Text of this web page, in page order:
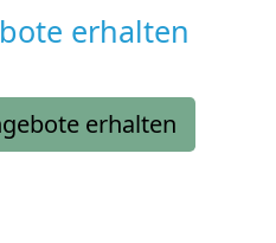
erhalten
erhalten